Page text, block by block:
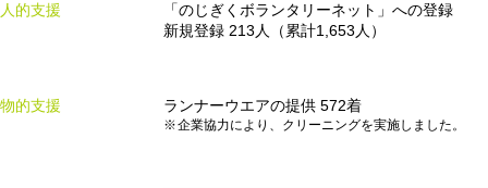
人的支援
「のじぎくボランタリーネット」への登録
新規登録 213人（累計1,653人）
物的支援 ランナーウエアの提供 572着
企業協力により、クリーニングを実施しました。